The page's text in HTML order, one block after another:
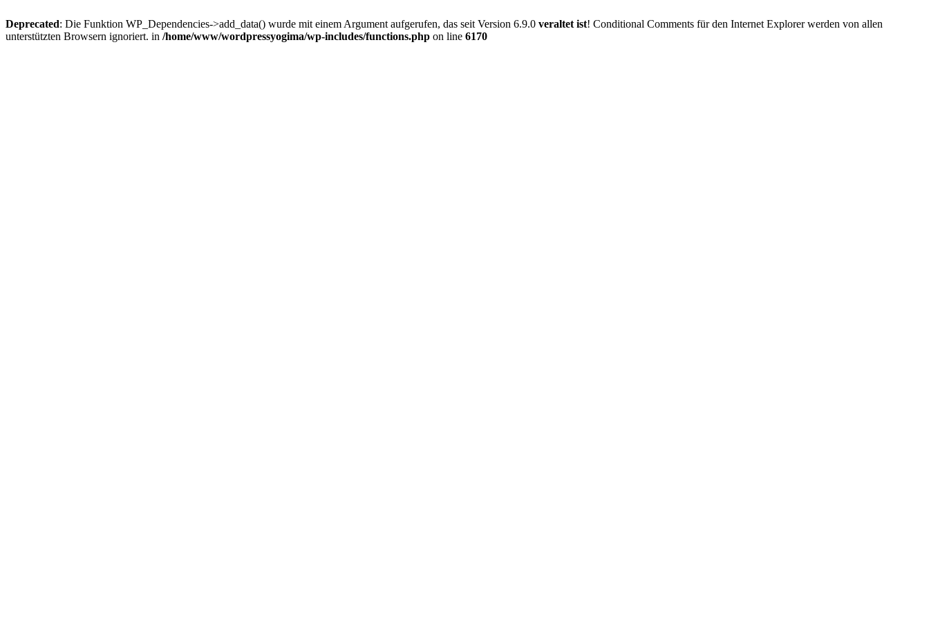
Deprecated: Die Funktion WP_Dependencies->add_data() wurde mit einem Argument aufgerufen, das seit Version 6.9.0 veraltet ist! Conditional Comments für den Internet Explorer werden von allen
unterstützten Browsern ignoriert. in /home/www/wordpressyogima/wp-includes/functions.php on line 6170